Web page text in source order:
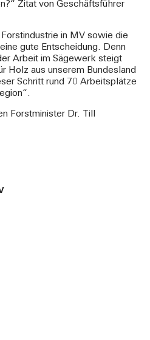
Zitat von Geschäftsführer
in MV sowie die
gute Entscheidung. Denn
Arbeit im Sägewerk steigt
Holz aus unserem Bundesland
Schritt rund 70 Arbeitsplätze
Forstminister Dr. Till